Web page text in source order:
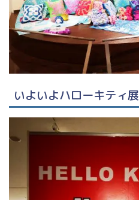
いよいよハローキティ展